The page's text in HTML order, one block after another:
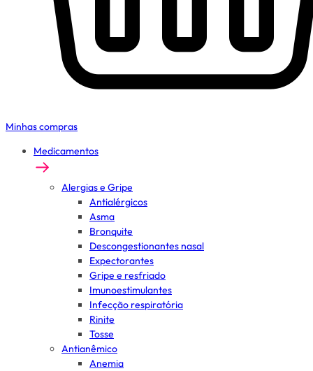
Minhas compras
Medicamentos
Alergias e Gripe
Antialérgicos
Asma
Bronquite
Descongestionantes nasal
Expectorantes
Gripe e resfriado
Imunoestimulantes
Infecção respiratória
Rinite
Tosse
Antianêmico
Anemia